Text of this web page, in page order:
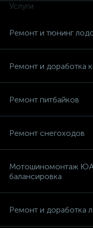
Услуги
Ремонт и тюнинг
Ремонт и доработка
Ремонт питбайков
Ремонт снегоходов
Мотошиномонтаж
балансировка
Ремонт и доработка